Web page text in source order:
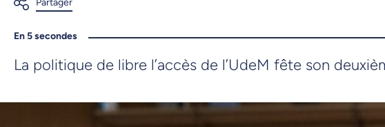
En 5 secondes
La politique de libre l’accès de l’UdeM fête son